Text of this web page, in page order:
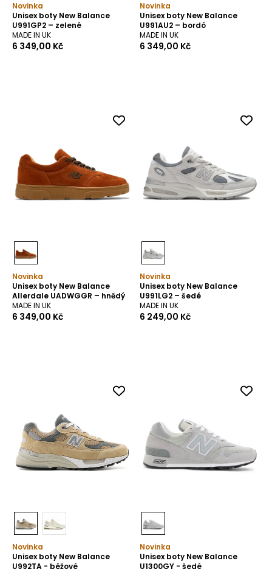
Novinka
Unisex boty New Balance
U991GP2 – zelené
MADE IN UK
6 349,00 Kč
Novinka
Unisex boty New Balance
U991AU2 – bordó
MADE IN UK
6 349,00 Kč
Novinka
Unisex boty New Balance
Allerdale UADWGGR – hnědý
MADE IN UK
6 349,00 Kč
Novinka
Unisex boty New Balance
U991LG2 – šedé
MADE IN UK
6 249,00 Kč
Novinka
Unisex boty New Balance
U992TA - béžové
Novinka
Unisex boty New Balance
U1300GY - šedé